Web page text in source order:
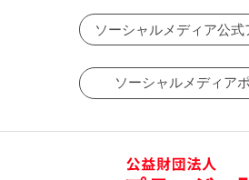
ソーシャルメディア公式
ソーシャルメディア